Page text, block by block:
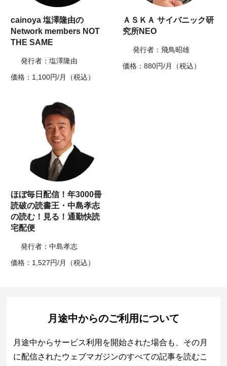
cainoya 塩澤隆由の
Network members NOT
THE SAME
発行者：塩澤隆由
価格：1,100円/月（税込）
ＡＳＫＡ サイバニック研
究所NEO
発行者：飛鳥昭雄
価格：880円/月（税込）
ほぼ毎日配信！年3000冊
読破の読書王・中島孝志
の読む！見る！通勤快読
宅配便
発行者：中島孝志
価格：1,527円/月（税込）
月途中からのご利用について
月途中からサービス利用を開始された場合も、その月
に配信されたウェブマガジンのすべての記事を読むこ